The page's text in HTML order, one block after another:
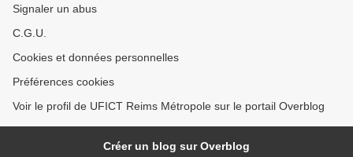
Signaler un abus
C.G.U.
Cookies et données personnelles
Préférences cookies
Voir le profil de UFICT Reims Métropole sur le portail Overblog
Créer un blog sur Overblog